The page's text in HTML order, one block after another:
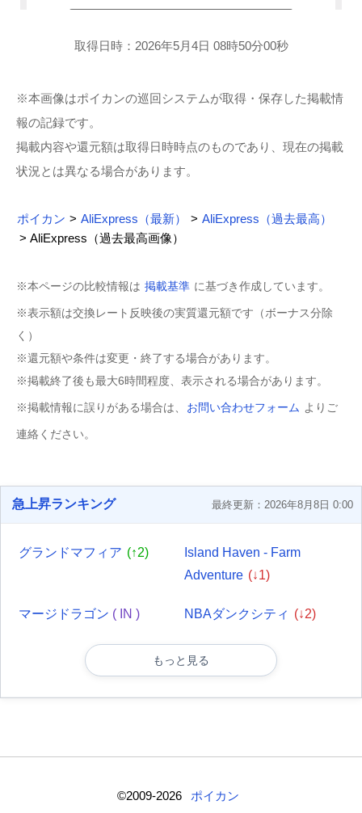
取得日時：2026年5月4日 08時50分00秒
※本画像はポイカンの巡回システムが取得・保存した掲載情
報の記録です。
掲載内容や還元額は取得日時時点のものであり、現在の掲載
状況とは異なる場合があります。
ポイカン > AliExpress（最新） > AliExpress（過去最高）
> AliExpress（過去最高画像）
※本ページの比較情報は 掲載基準 に基づき作成しています。
※表示額は交換レート反映後の実質還元額です（ボーナス分除
く）
※還元額や条件は変更・終了する場合があります。
※掲載終了後も最大6時間程度、表示される場合があります。
※掲載情報に誤りがある場合は、 お問い合わせフォーム よりご
連絡ください。
急上昇ランキング 最終更新：2026年8月8日 0:00
グランドマフィア (↑2)
Island Haven - Farm
Adventure (↓1)
マージドラゴン ( IN ) NBAダンクシティ (↓2)
もっと見る
©2009-2026 ポイカン